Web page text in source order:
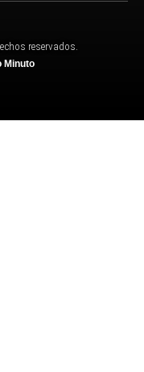
reservados.
Minuto